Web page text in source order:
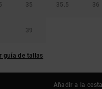
35 35.5 36
39
guía de tallas
Añadir a la cesta